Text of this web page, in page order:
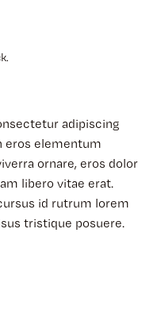
adipiscing
eros elementum
ornare, eros dolor
libero vitae erat.
id rutrum lorem
tristique posuere.